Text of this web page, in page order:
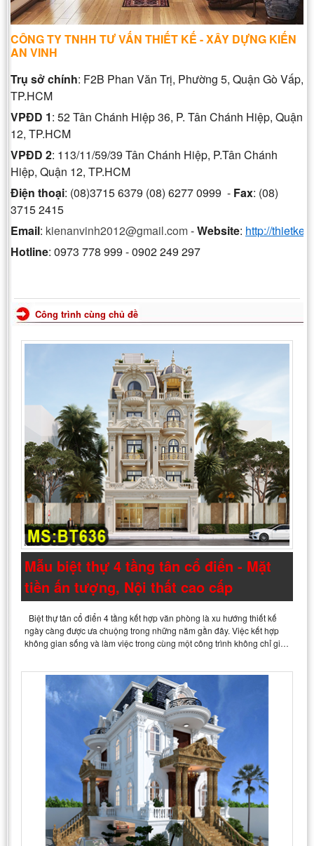
CÔNG TY TNHH TƯ VẤN THIẾT KẾ - XÂY DỰNG KIẾN
AN VINH
Trụ sở chính: F2B Phan Văn Trị, Phường 5, Quận Gò Vấp,
TP.HCM
VPĐD 1: 52 Tân Chánh Hiệp 36, P. Tân Chánh Hiệp, Quận
12, TP.HCM
VPĐD 2: 113/11/59/39 Tân Chánh Hiệp, P.Tân Chánh
Hiệp, Quận 12, TP.HCM
Điện thoại: (08)3715 6379 (08) 6277 0999 - Fax: (08)
3715 2415
Email: kienanvinh2012@gmail.com-Website: http://
Hotline: 0973 778 999 - 0902 249 297
Công trình cùng chủ đề
Mẫu biệt thự 4 tầng tân cổ điển - Mặt
tiền ấn tượng, Nội thất cao cấp
Biệt thự tân cổ điển 4 tầng kết hợp văn phòng là xu hướng thiết kế
ngày càng được ưa chuộng trong những năm gần đây. Việc kết hợp
không gian sống và làm việc trong cùng một công trình không chỉ gi…